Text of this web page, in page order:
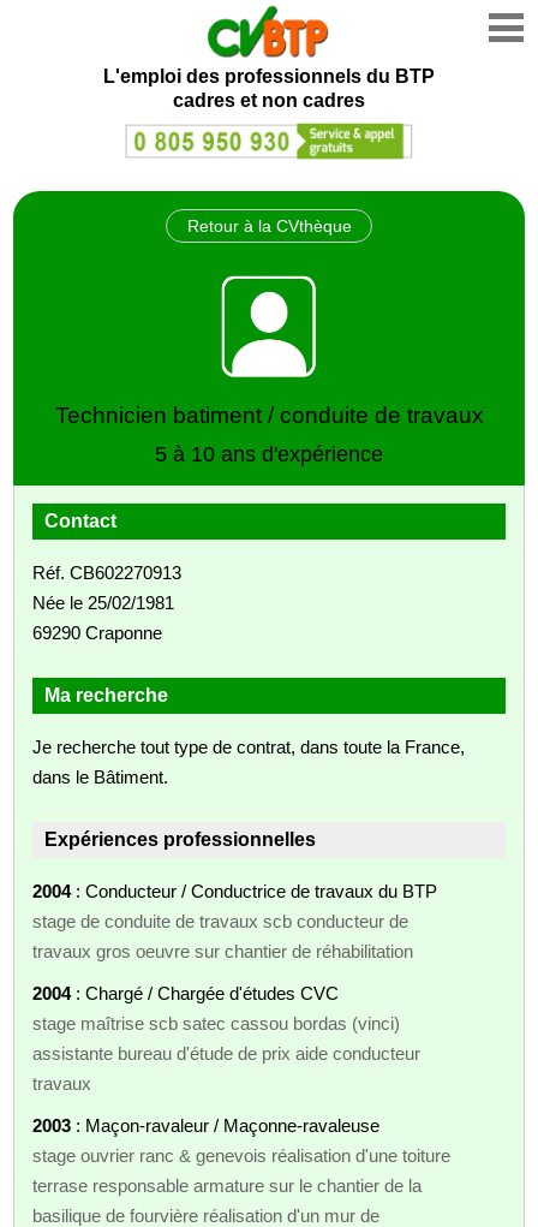
L'emploi des professionnels du BTP
cadres et non cadres
Retour à la CVthèque
Technicien batiment / conduite de travaux
5 à 10 ans d'expérience
Contact
Réf. CB602270913
Née le 25/02/1981
69290 Craponne
Ma recherche
Je recherche tout type de contrat, dans toute la France,
dans le Bâtiment.
Expériences professionnelles
2004: Conducteur / Conductrice de travaux du BTP
stage de conduite de travaux scb conducteur de
travaux gros oeuvre sur chantier de réhabilitation
2004: Chargé / Chargée d'études CVC
stage maîtrise scb satec cassou bordas (vinci)
assistante bureau d'étude de prix aide conducteur
travaux
2003 : Maçon-ravaleur / Maçonne-ravaleuse
stage ouvrier ranc & genevois réalisation d'une toiture
terrase responsable armature sur le chantier de la
basilique de fourvière réalisation d'un mur de